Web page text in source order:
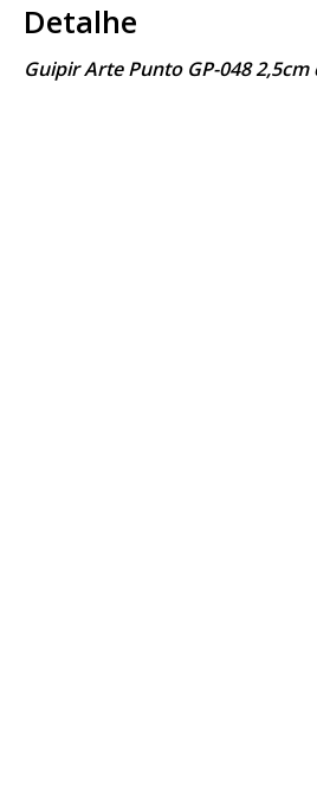
Detalhe
Guipir Arte Punto GP-048 2,5cm